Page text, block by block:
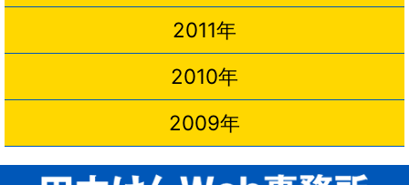
2011年
2010年
2009年